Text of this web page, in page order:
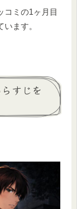
コミの1ヶ月目
ます。
すじを